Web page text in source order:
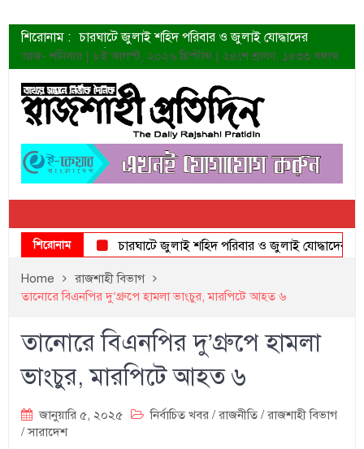
শিরোনাম : চারঘাটে জুলাই শহিদ পরিবার ও জুলাই যোদ্ধাদের
সংবর্ধনা
শহীদদের প্রত্যাশা এখনো পূরণ হয়নি: ডা. শফিকুর রহমান
ত্বক ভালো রাখতে যে ৫ কাজ করবেন
জুলাই স্মৃতি জাদুঘরের দুয়ার খুলেছে উদ্বোধন করলেন
প্রধানমন্ত্রী
শাহরুখের নতুন সিনেমার লুক
কোয়ার্টার ফাইনালে নেইমারের দুর্দান্ত অ্যাসিস্টে সান্তোস
ডেনিস লিয়ামিন রাশিয়ার ড্রোন বাহিনীর প্রধান হলেন
জুলাই শহিদদের আত্মত্যাগ জাতি চিরকাল শ্রদ্ধার সাথে
আজ- শনিবার | ৮ই আগস্ট, ২০২৬ খ্রিস্টাব্দ | ২৪শে শ্রাবণ, ১৪৩৩ বঙ্গাব্দ
শিরোনাম চারঘাটে জুলাই শহিদ পরিবার ও জুলাই যোদ্ধাদের সংবর্ধনা
Home
রাজশাহী বিভাগ
তানোরে বিএনপির দু’গ্রুপে হামলা ভাংচুর, মারপিটে আহত ৬
তানোরে বিএনপির দু’গ্রুপে হামলা
ভাংচুর, মারপিটে আহত ৬
জানুয়ারি ৫, ২০২৫ নির্বাচিত খবর /রাজনীতি /রাজশাহী বিভাগ
/সারাদেশ